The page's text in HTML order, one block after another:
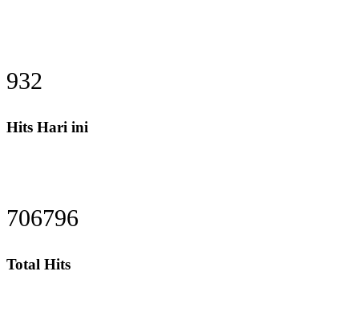
1130
Hits Hari ini
860695
Total Hits